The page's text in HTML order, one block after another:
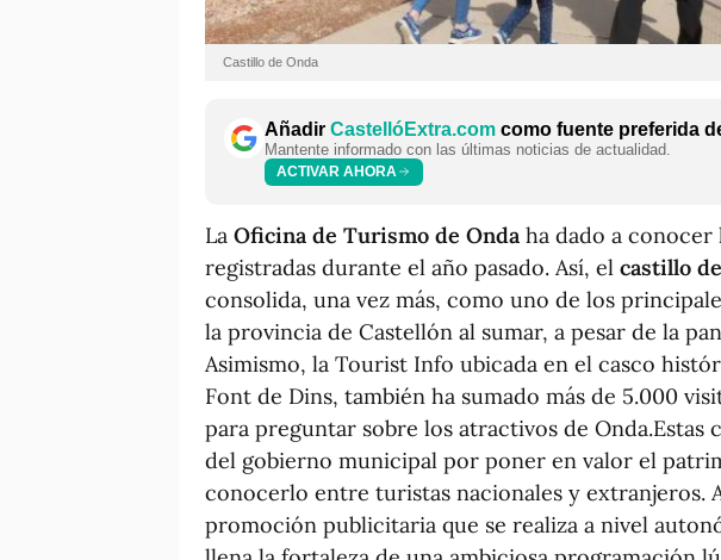
Castillo de Onda
Añadir CastellóExtra.com como fuente preferida
Mantente informado con las últimas noticias de actualidad.
ACTIVAR AHORA
La Oficina de Turismo de Onda ha dado a conocer
registradas durante el año pasado. Así, el castillo
consolida, una vez más, como uno de los
la provincia de Castellón al sumar, a pesar de la
Asimismo, la Tourist Info ubicada en el casco
Font de Dins, también ha sumado más de 5.000
para preguntar sobre los atractivos de Onda.Estas
del gobierno municipal por poner en valor el
conocerlo entre turistas nacionales y extranjeros.
promoción publicitaria que se realiza a nivel